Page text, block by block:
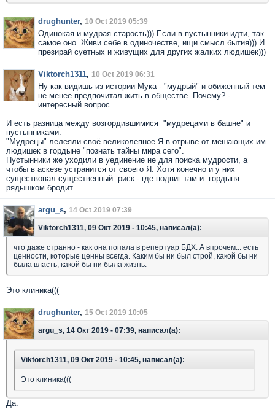
drughunter, 10 Oct 2019 05:39
Одинокая и мудрая старость))) Если в пустынники идти, так
самое оно. Живи себе в одиночестве, ищи смысл бытия))) И
презирай суетных и живущих для других жалких людишек)))
Viktorch1311, 10 Oct 2019 06:31
Ну как видишь из истории Мука - "мудрый" и обиженный тем
не менее предпочитал жить в обществе. Почему? -
интересный вопрос.
И есть разница между возгордившимися "мудрецами в башне" и
пустынниками.
"Мудрецы" лелеяли своё великолепное Я в отрыве от мешающих им
людишек в гордыне "познать тайны мира сего".
Пустынники же уходили в уединение не для поиска мудрости, а
чтобы в аскезе устранится от своего Я. Хотя конечно и у них
существовал существенный риск - где подвиг там и гордыня
рядышком бродит.
argu_s, 14 Oct 2019 07:39
Viktorch1311, 09 Окт 2019 - 10:45, написал(а):
что даже странно - как она попала в репертуар БДХ. А впрочем... есть
ценности, которые ценны всегда. Каким бы ни был строй, какой бы ни
была власть, какой бы ни была жизнь.
Это клиника(((
drughunter, 15 Oct 2019 10:05
argu_s, 14 Окт 2019 - 07:39, написал(а):
Viktorch1311, 09 Окт 2019 - 10:45, написал(а):
Это клиника(((
Да.